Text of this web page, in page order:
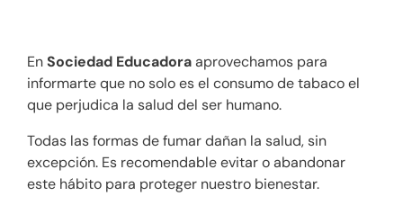
EnSociedad Educadoraaprovechamos para
informarte que no solo es el consumo de tabaco el
que perjudica la salud del ser humano.
Todas las formas de fumar dañan la salud, sin
excepción. Es recomendable evitar o abandonar
este hábito para proteger nuestro bienestar.